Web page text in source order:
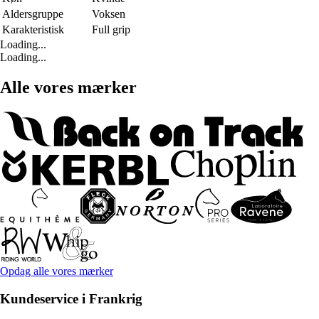
Aldersgruppe
Voksen
Karakteristisk
Full grip
Loading...
Loading...
Alle vores mærker
Opdag alle vores mærker
Kundeservice i Frankrig